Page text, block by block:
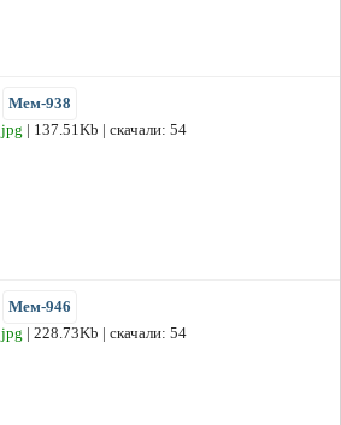
Мем-938
jpg | 137.51Kb | скачали: 54
Мем-946
jpg | 228.73Kb | скачали: 54